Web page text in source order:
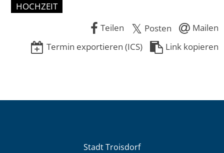
HOCHZEIT
Teilen
Posten
Mailen
Termin exportieren (ICS)
Link kopieren
Stadt Troisdorf